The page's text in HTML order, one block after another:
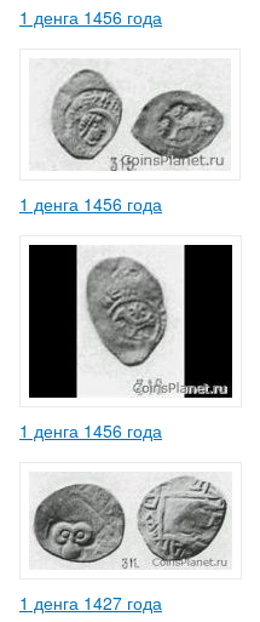
1 денга 1456 года
1 денга 1456 года
1 денга 1456 года
1 денга 1427 года